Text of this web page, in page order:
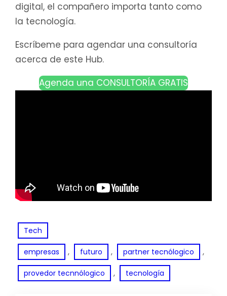
digital, el compañero importa tanto como
la tecnología.
Escríbeme para agendar una consultoría
acerca de este Hub.
Agenda una CONSULTORÍA GRATIS
Tech
empresas , futuro , partner tecnólogico ,
provedor tecnnólogico , tecnología